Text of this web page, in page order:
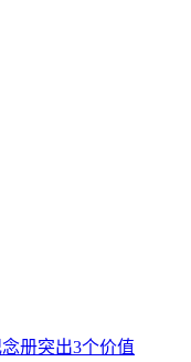
册突出3个价值